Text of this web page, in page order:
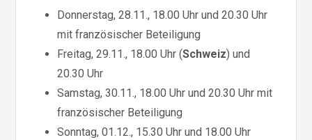
Donnerstag, 28.11., 18.00 Uhr und 20.30 Uhr
mit französischer Beteiligung
Freitag, 29.11., 18.00 Uhr (Schweiz) und
20.30 Uhr
Samstag, 30.11., 18.00 Uhr und 20.30 Uhr mit
französischer Beteiligung
Sonntag, 01.12., 15.30 Uhr und 18.00 Uhr